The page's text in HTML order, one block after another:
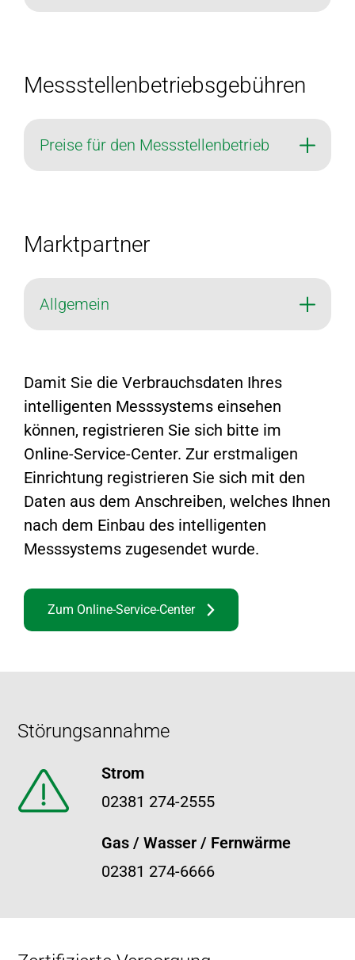
Messstellenbetriebsgebühren
Preise für den Messstellenbetrieb
Marktpartner
Allgemein
Damit Sie die Verbrauchsdaten Ihres
intelligenten Messsystems einsehen
können, registrieren Sie sich bitte im
Online-Service-Center. Zur erstmaligen
Einrichtung registrieren Sie sich mit den
Daten aus dem Anschreiben, welches Ihnen
nach dem Einbau des intelligenten
Messsystems zugesendet wurde.
Zum Online-Service-Center
Störungsannahme
Strom
02381 274-2555
Gas / Wasser / Fernwärme
02381 274-6666